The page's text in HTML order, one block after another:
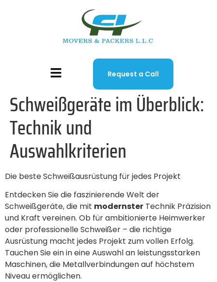
Request a Call
Schweißgeräte im Überblick:
Technik und
Auswahlkriterien
Die beste Schweißausrüstung für jedes Projekt
Entdecken Sie die faszinierende Welt der
Schweißgeräte, die mit modernster Technik Präzision
und Kraft vereinen. Ob für ambitionierte Heimwerker
oder professionelle Schweißer – die richtige
Ausrüstung macht jedes Projekt zum vollen Erfolg.
Tauchen Sie ein in eine Auswahl an leistungsstarken
Maschinen, die Metallverbindungen auf höchstem
Niveau ermöglichen.